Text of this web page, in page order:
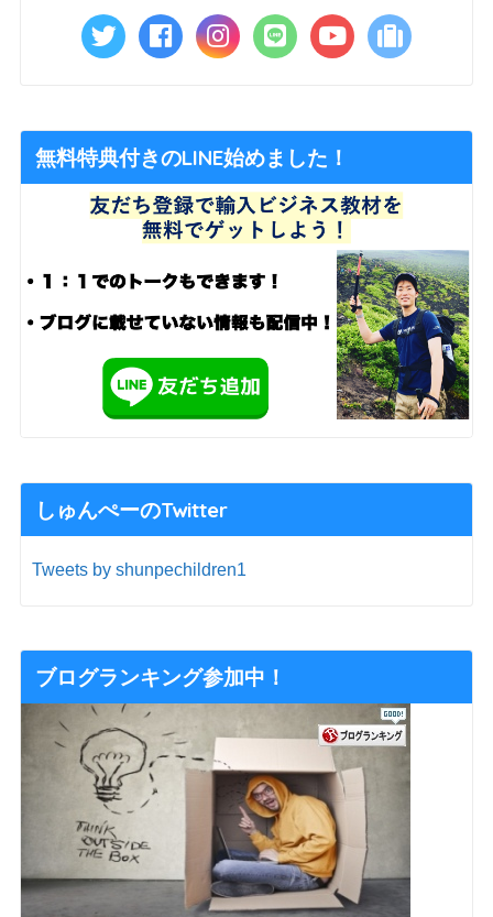
無料特典付きのLINE始めました！
しゅんぺーのTwitter
Tweets by shunpechildren1
ブログランキング参加中！